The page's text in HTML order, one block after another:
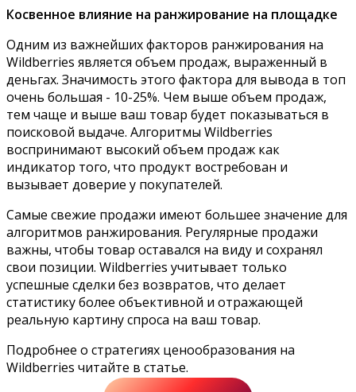
Косвенное влияние на ранжирование на площадке
Одним из важнейших факторов ранжирования на
Wildberries является объем продаж, выраженный в
деньгах. Значимость этого фактора для вывода в топ
очень большая - 10-25%. Чем выше объем продаж,
тем чаще и выше ваш товар будет показываться в
поисковой выдаче. Алгоритмы Wildberries
воспринимают высокий объем продаж как
индикатор того, что продукт востребован и
вызывает доверие у покупателей.
Самые свежие продажи имеют большее значение для
алгоритмов ранжирования. Регулярные продажи
важны, чтобы товар оставался на виду и сохранял
свои позиции. Wildberries учитывает только
успешные сделки без возвратов, что делает
статистику более объективной и отражающей
реальную картину спроса на ваш товар.
Подробнее о стратегиях ценообразования на
Wildberries читайте в статье.